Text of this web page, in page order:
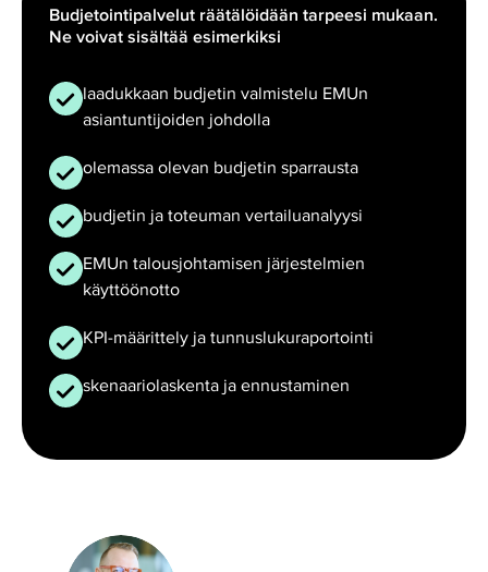
Budjetointipalvelut räätälöidään tarpeesi mukaan.
Ne voivat sisältää esimerkiksi
laadukkaan budjetin valmistelu EMUn
asiantuntijoiden johdolla
olemassa olevan budjetin sparrausta
budjetin ja toteuman vertailuanalyysi
EMUn talousjohtamisen järjestelmien
käyttöönotto
KPI-määrittely ja tunnuslukuraportointi
skenaariolaskenta ja ennustaminen